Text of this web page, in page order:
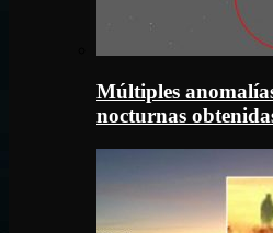
Múltiples
nocturnas